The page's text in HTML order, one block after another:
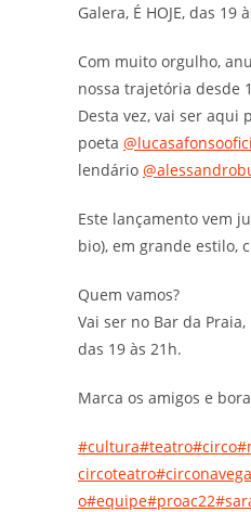
Galera, É HOJE, das 19
Com muito orgulho,
nossa trajetória desde
Desta vez, vai ser aqui
poeta
lendário
Este lançamento vem
bio), em grande estilo,
Quem vamos?
Vai ser no Bar da
das 19 às 21h.
Marca os amigos e
#cultura#teatro#circo
circoteatro
o#equipe#proac22